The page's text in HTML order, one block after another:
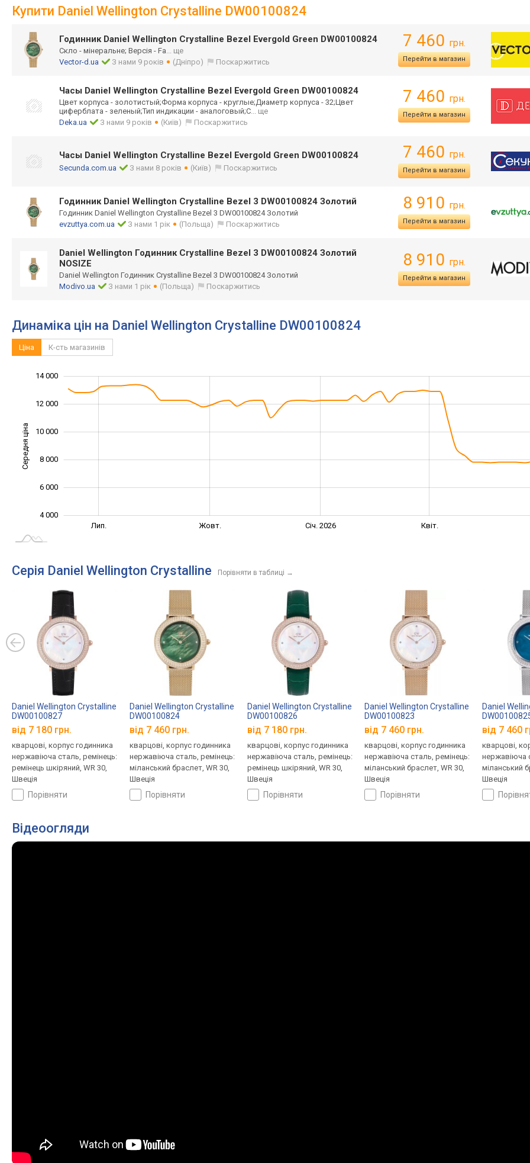
Купити Daniel Wellington Crystalline DW00100824
Годинник Daniel Wellington Crystalline Bezel Evergold Green DW00100824
Скло - мінеральне; Версія - Fa... ще
Vector-d.ua
З нами 9 років (Дніпро) Поскаржитись
7 460 грн.
Перейти в магазин
Часы Daniel Wellington Crystalline Bezel Evergold Green DW00100824
Цвет корпуса - золотистый;Форма корпуса - круглые;Диаметр корпуса - 32;Цвет
циферблата - зеленый;Тип индикации - аналоговый;С... ще
Deka.ua
З нами 9 років (Київ) Поскаржитись
7 460 грн.
Перейти в магазин
Часы Daniel Wellington Crystalline Bezel Evergold Green DW00100824
Secunda.com.ua З нами 8 років (Київ) Поскаржитись
7 460 грн.
Перейти в магазин
Годинник Daniel Wellington Crystalline Bezel 3 DW00100824 Золотий
Годинник Daniel Wellington Crystalline Bezel 3 DW00100824 Золотий
evzuttya.com.ua
З нами 1 рік (Польща) Поскаржитись
8 910 грн.
Перейти в магазин
Daniel Wellington Годинник Crystalline Bezel 3 DW00100824 Золотий
NOSIZE
Daniel Wellington Годинник Crystalline Bezel 3 DW00100824 Золотий
Modivo.ua
З нами 1 рік (Польща) Поскаржитись
8 910 грн.
Перейти в магазин
Динаміка цін на Daniel Wellington Crystalline DW00100824
Ціна К-сть магазинів
Середня ціна
4 000
6 000
8 000
10 000
12 000
14 000
Лип. Жовт. Січ. 2026 Квіт.
Серія Daniel Wellington Crystalline Порівняти в таблиці →
Daniel Wellington Crystalline
DW00100827
від 7 180 грн.
кварцові, корпус годинника
нержавіюча сталь, ремінець:
ремінець шкіряний, WR 30,
Швеція
порівняти
Daniel Wellington Crystalline
DW00100824
від 7 460 грн.
кварцові, корпус годинника
нержавіюча сталь, ремінець:
міланський браслет, WR 30,
Швеція
порівняти
Daniel Wellington Crystalline
DW00100826
від 7 180 грн.
кварцові, корпус годинника
нержавіюча сталь, ремінець:
ремінець шкіряний, WR 30,
Швеція
порівняти
Daniel Wellington Crystalline
DW00100823
від 7 460 грн.
кварцові, корпус годинника
нержавіюча сталь, ремінець:
міланський браслет, WR 30,
Швеція
порівняти
Daniel
від 7 460
кварцові,
нержавіюча
міланський
Швеція
Відеоогляди